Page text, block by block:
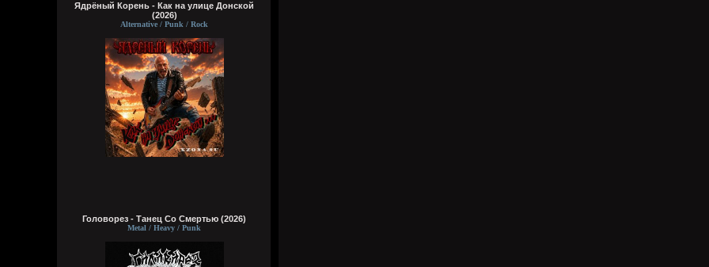
Ядрёный Корень - Как на улице Донской
(2026)
Alternative / Punk / Rock
Головорез - Tанец Со Смертью (2026)
Metal / Heavy / Punk